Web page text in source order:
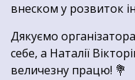
внеском у розвиток
Дякуємо
себе, а Наталії
величезну працю! 💐